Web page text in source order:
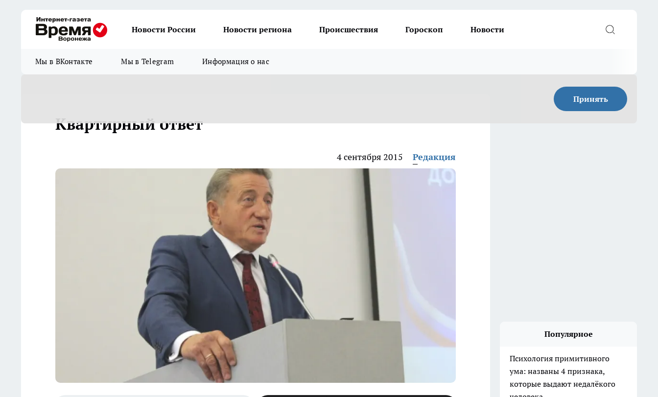
Новости России Новости региона Происшествия Гороскоп Новости
Мы в ВКонтакте Мы в Telegram Информация о нас
Принять
Квартирный ответ
4 сентября 2015 Редакция
Популярное
Психология примитивного
ума: названы 4 признака,
которые выдают недалёкого